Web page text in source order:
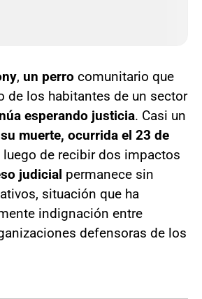
, un perro comunitario que
de los habitantes de un sector
esperando justicia. Casi un
su muerte, ocurrida el 23 de
luego de recibir dos impactos
judicial permanece sin
situación que ha
indignación entre
defensoras de los